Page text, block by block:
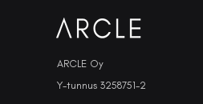
ARCLE Oy
Y-tunnus 3258751-2